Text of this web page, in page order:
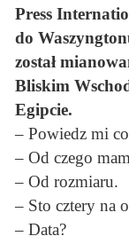
Press
do
został
Bliskim
Egipcie.
– Powiedz mi
– Od czego
– Od rozmiaru.
– Sto cztery na
– Data?